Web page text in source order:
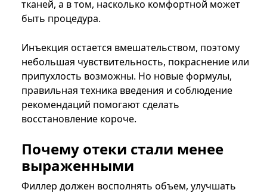
тканей, а в том, насколько комфортной может
быть процедура.
Инъекция остается вмешательством, поэтому
небольшая чувствительность, покраснение или
припухлость возможны. Но новые формулы,
правильная техника введения и соблюдение
рекомендаций помогают сделать
восстановление короче.
Почему отеки стали менее
выраженными
Филлер должен восполнять объем, улучшать